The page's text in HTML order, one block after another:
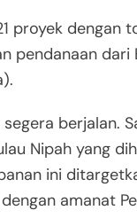
proyek dengan
pendanaan dari
berjalan.
Nipah yang
ini
amanat